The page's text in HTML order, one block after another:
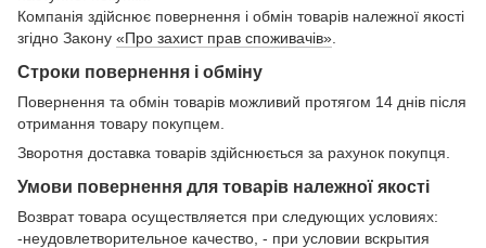
Компанія здійснює повернення і обмін товарів належної якості
згідно Закону «Про захист прав споживачів»
Строки повернення і обміну
Повернення та обмін товарів можливий протягом 14 днів після
отримання товару покупцем.
Зворотня доставка товарів здійснюється за рахунок покупця.
Умови повернення для товарів належної якості
Возврат товара осуществляется при следующих условиях:
-неудовлетворительное качество, - при условии вскрытия